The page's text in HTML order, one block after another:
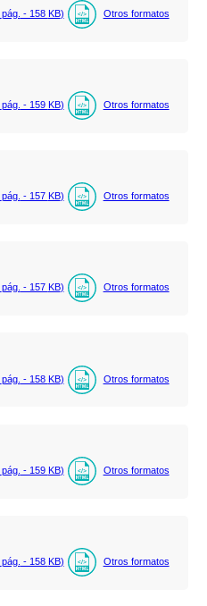
pág. - 158 KB) Otros formatos
pág. - 159 KB) Otros formatos
pág. - 157 KB) Otros formatos
pág. - 157 KB) Otros formatos
pág. - 158 KB) Otros formatos
pág. - 159 KB) Otros formatos
pág. - 158 KB) Otros formatos